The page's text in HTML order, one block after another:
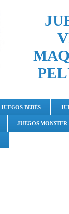
JUEGOS BEBÉS
JUEGOS